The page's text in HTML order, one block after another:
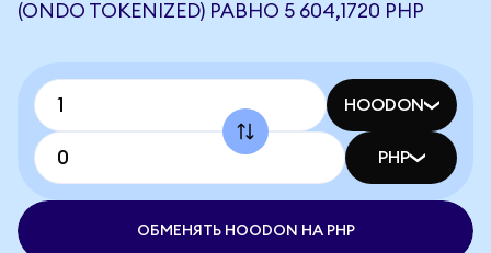
(ONDO TOKENIZED) РАВНО 5 604,1720 PHP
HOODON
PHP
ОБМЕНЯТЬ HOODON НА PHP